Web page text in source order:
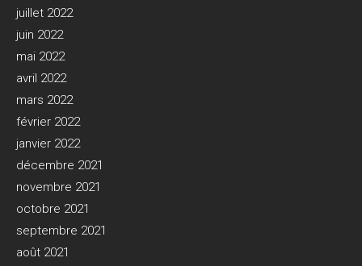
juillet 2022
juin 2022
mai 2022
avril 2022
mars 2022
février 2022
janvier 2022
décembre 2021
novembre 2021
octobre 2021
septembre 2021
août 2021